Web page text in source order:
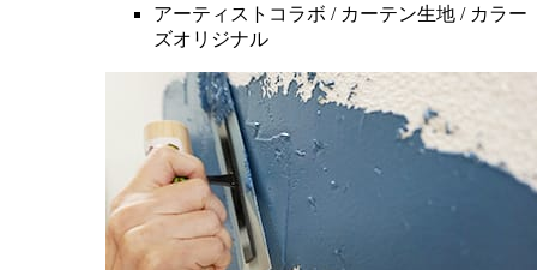
アーティストコラボ / カーテン生地 / カラー
ズオリジナル